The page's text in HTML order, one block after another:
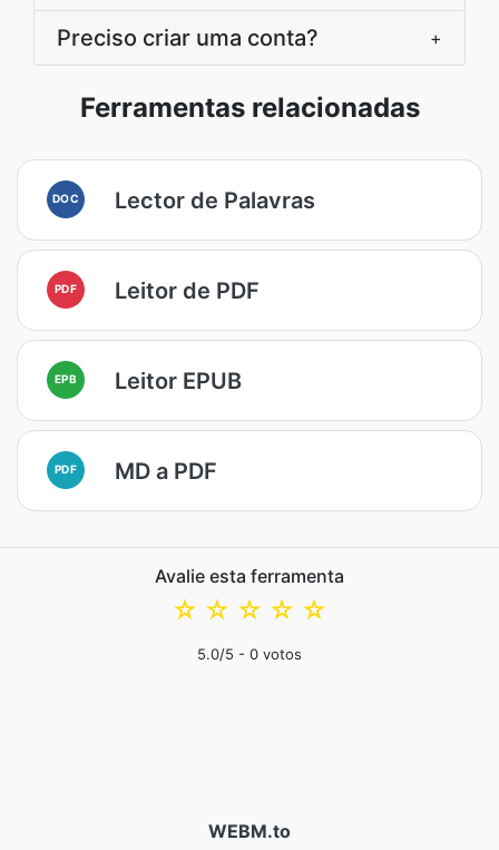
Preciso criar uma conta? +
Ferramentas relacionadas
DOC Lector de Palavras
PDF Leitor de PDF
EPB Leitor EPUB
PDF MD a PDF
Avalie esta ferramenta
☆
☆
☆
☆
☆
5.0/5 - 0 votos
WEBM.to